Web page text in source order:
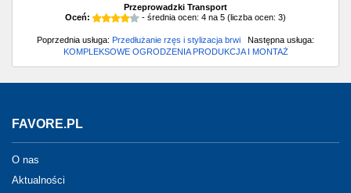
Przeprowadzki Transport
Oceń:
- średnia ocen: 4 na 5 (liczba ocen: 3)
Poprzednia usługa: Przedłużanie rzęs i stylizacja brwi Następna usługa:
KOMPLEKSOWE OGRODZENIA PRODUKCJA I MONTAŻ
FAVORE.PL
O nas
Aktualności